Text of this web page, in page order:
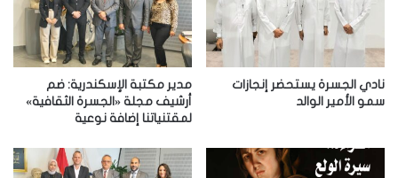
إ
ك
ت
ر
و
نادي الجسرة يستحضر إنجازات
سمو الأمير الوالد
مدير مكتبة الإسكندرية: ضم
أرشيف مجلة «الجسرة الثقافية»
لمقتنياتنا إضافة نوعية